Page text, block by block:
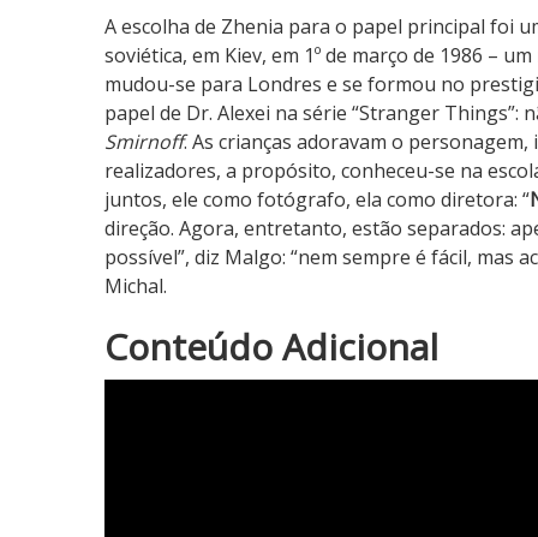
A escolha de Zhenia para o papel principal foi
soviética, em Kiev, em 1º de março de 1986 –
mudou-se para Londres e se formou no
papel de Dr. Alexei na série “Stranger
Smirnoff. As crianças adoravam o
realizadores, a propósito, conheceu-se na
juntos, ele como fotógrafo, ela como diretora: “
direção. Agora, entretanto, estão separados:
possível”, diz Malgo: “nem sempre é fácil, mas
Michal.
N
o
Conteúdo Adicional